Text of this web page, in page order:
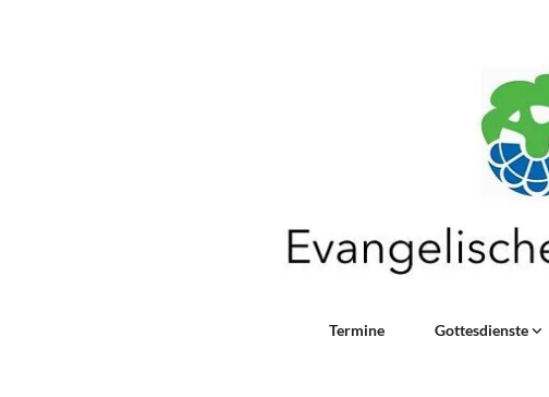
Termine Gottesdienste